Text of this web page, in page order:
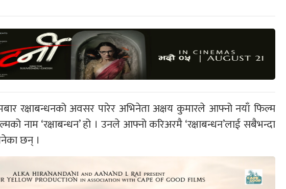
रक्षाबन्धनको अवसर पारेर अभिनेता अक्षय कुमारले आफ्नो नयाँ फिल्म
नाम ‘रक्षाबन्धन’ हो । उनले आफ्नो करिअरमै ‘रक्षाबन्धन’लाई सबैभन्दा
छन् ।